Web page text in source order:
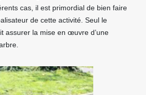
cas, il est primordial de bien faire
de cette activité. Seul le
assurer la mise en œuvre d’une